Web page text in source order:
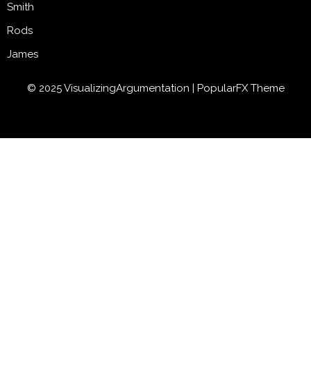
Smith
Rods
James
© 2025 VisualizingArgumentation | PopularFX Theme